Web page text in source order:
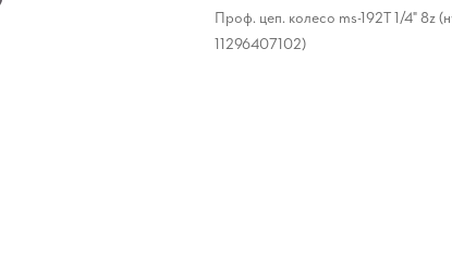
Проф. цеп. колесо ms-192Т 1/4" 8z
11296407102)